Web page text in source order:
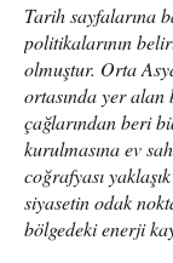
Tarih sayfalarına
politikalarının
olmuştur. Orta
ortasında yer
çağlarından beri
kurulmasına ev
coğrafyası
siyasetin odak
bölgedeki enerji